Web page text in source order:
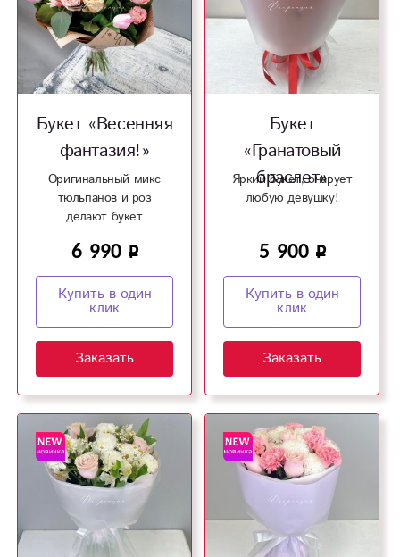
Букет «Весенняя
фантазия!»
Оригинальный микс
тюльпанов и роз
делают букет
6 990
Купить в один
клик
Заказать
Букет
«Гранатовый
браслет»
Яркий букет, очарует
любую девушку!
5 900
Купить в один
клик
Заказать